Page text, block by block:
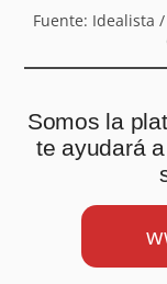
Fuente: Idealista
Somos la
te ayudará